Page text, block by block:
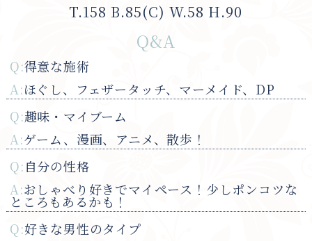
T.158 B.85(C) W.58 H.90
Q&A
Q:得意な施術
A:ほぐし、フェザータッチ、マーメイド、DP
Q:趣味・マイブーム
A:ゲーム、漫画、アニメ、散歩！
Q:自分の性格
A:おしゃべり好きでマイペース！少しポンコツな
ところもあるかも！
Q:好きな男性のタイプ